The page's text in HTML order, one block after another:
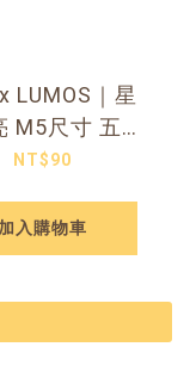
LUMOS｜星
M5尺寸 五孔
帳補充內頁
NT$90
加入購物車